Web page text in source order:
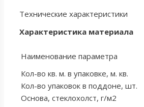
Технические характеристики
Характеристика материала
Наименование параметра
Кол-во кв. м. в упаковке, м. кв.
Кол-во упаковок в поддоне, шт.
Основа, стеклохолст, г/м2